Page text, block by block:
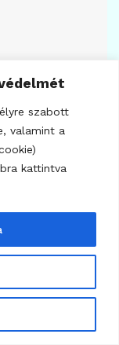
szabott
valamint a
kattintva
működik